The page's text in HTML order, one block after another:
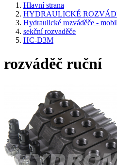
Hlavní strana
HYDRAULICKÉ
Hydraulické rozváděče -
sekční rozvaděče
HC-D3M
rozváděč ruční